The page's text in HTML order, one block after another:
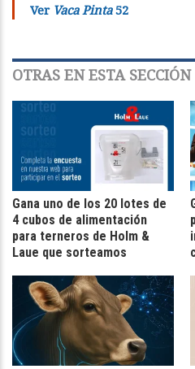
Ver Vaca Pinta52
OTRAS EN ESTA SECCIÓN
Gana uno de los 20 lotes de
4 cubos de alimentación
para terneros de Holm &
Laue que sorteamos